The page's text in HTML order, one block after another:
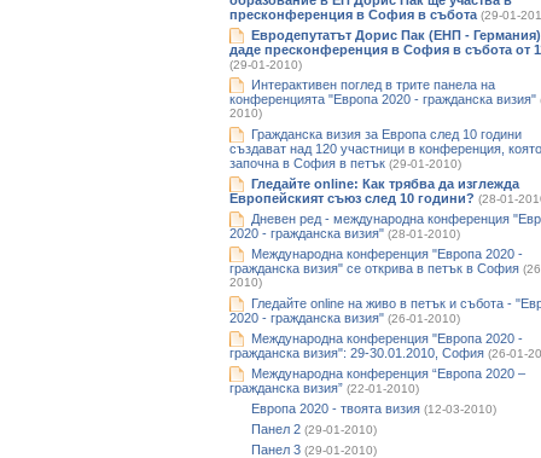
пресконференция в София в събота (29-01-
Евродепутатът Дорис Пак (ЕНП -
даде пресконференция в София в събота от
(29-01-2010)
Интерактивен поглед в трите панела на
конференцията "Европа 2020 - гражданска визия"
2010)
Гражданска визия за Европа след 10 години
създават над 120 участници в конференция, която
започна в София в петък (29-01-2010)
Гледайте оnline: Как трябва да изглежда
Европейският съюз след 10 години? (28-01-
Дневен ред - международна конференция
2020 - гражданска визия" (28-01-2010)
Международна конференция "Европа 2020 -
гражданска визия" се открива в петък в София
2010)
Гледайте оnline на живо в петък и събота -
2020 - гражданска визия" (26-01-2010)
Международна конференция "Европа 2020 -
гражданска визия": 29-30.01.2010, София (26-01-
Международна конференция “Европа 2020 –
гражданска визия” (22-01-2010)
Европа 2020 - твоята визия (12-03-2010)
Панел 2 (29-01-2010)
Панел 3 (29-01-2010)